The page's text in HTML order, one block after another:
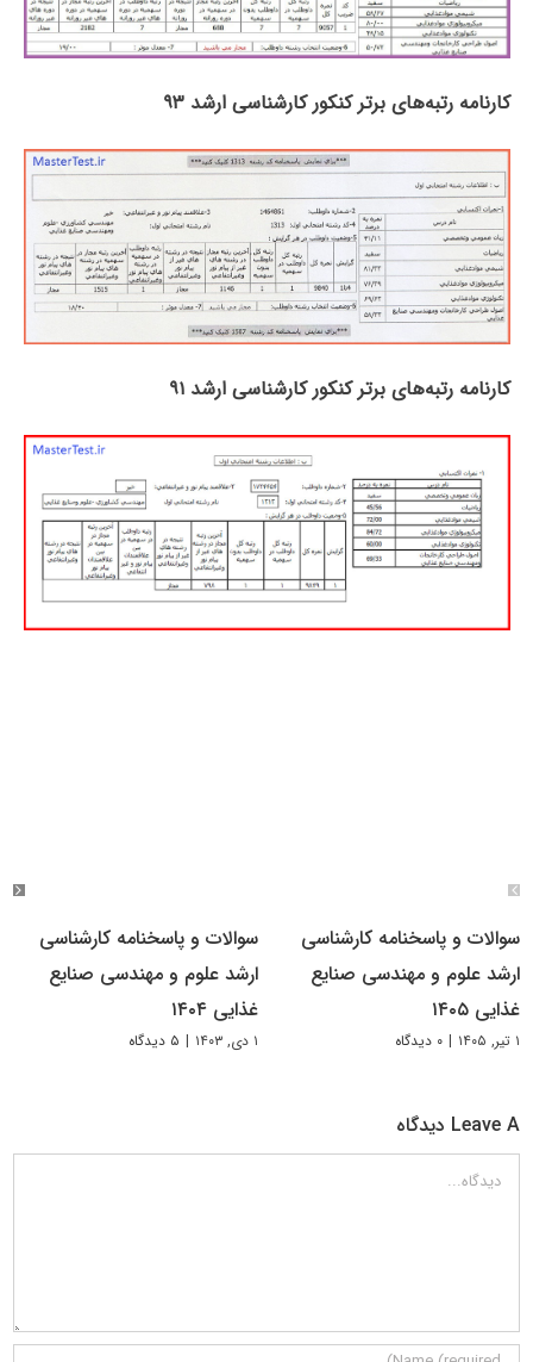
کارنامه رتبه‌های برتر کنکور کارشناسی ارشد ۹۳
کارنامه رتبه‌های برتر کنکور کارشناسی ارشد ۹۱
سوالات و پاسخنامه کارشناسی
ارشد علوم و مهندسی صنایع
غذایی ۱۴۰۵
۱ تیر, ۱۴۰۵ | ۰ دیدگاه
سوالات و پاسخنامه کارشناسی
ارشد علوم و مهندسی صنایع
غذایی ۱۴۰۴
۱ دی, ۱۴۰۳ | ۵ دیدگاه
Leave A دیدگاه
دیدگاه